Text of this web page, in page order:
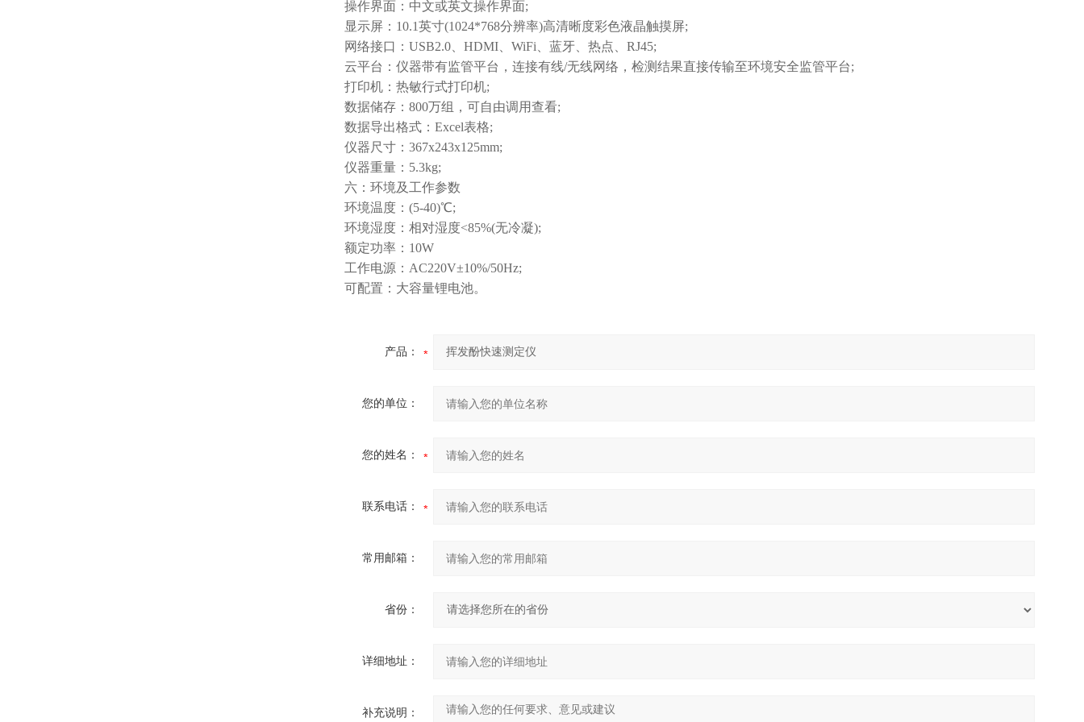
操作界面：中文或英文操作界面;
显示屏：10.1英寸(1024*768分辨率)高清晰度彩色液晶触摸屏;
网络接口：USB2.0、HDMI、WiFi、蓝牙、热点、RJ45;
云平台：仪器带有监管平台，连接有线/无线网络，检测结果直接传输至环境安全监管平台;
打印机：热敏行式打印机;
数据储存：800万组，可自由调用查看;
数据导出格式：Excel表格;
仪器尺寸：367x243x125mm;
仪器重量：5.3kg;
六：环境及工作参数
环境温度：(5-40)℃;
环境湿度：相对湿度<85%(无冷凝);
额定功率：10W
工作电源：AC220V±10%/50Hz;
可配置：大容量锂电池。
产品：
您的单位：
您的姓名：
联系电话：
常用邮箱：
省份：
详细地址：
补充说明：